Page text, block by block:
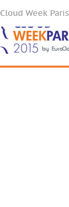
Cloud Week Paris